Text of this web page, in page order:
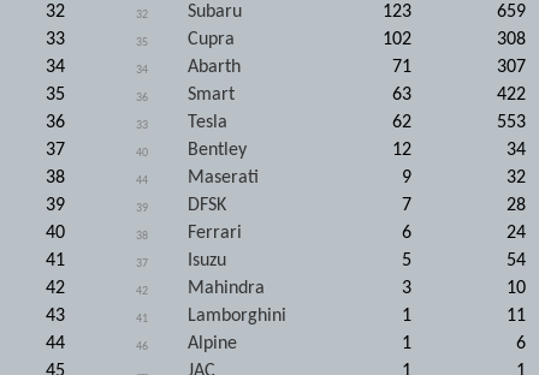
32
32 Subaru 123
659
33
35 Cupra 102
308
34
34 Abarth 71
307
35
36 Smart 63
422
36
33 Tesla 62
553
37
40 Bentley 12
34
38
44 Maserati 9
32
39
39 DFSK 7
28
40
38 Ferrari 6
24
41
37 Isuzu 5
54
42
42 Mahindra 3
10
43
41 Lamborghini 1
11
44
46 Alpine 1
6
45
JAC 1
1